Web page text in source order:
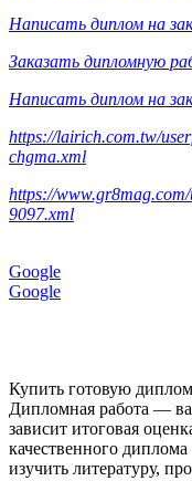
Написать диплом на
Заказать дипломную
Написать диплом на
https://lairich.com.tw/
chgma.xml
https://
9097.xml
Google
Google
Купить готовую
Дипломная работа —
зависит итоговая
качественного
изучить литературу,